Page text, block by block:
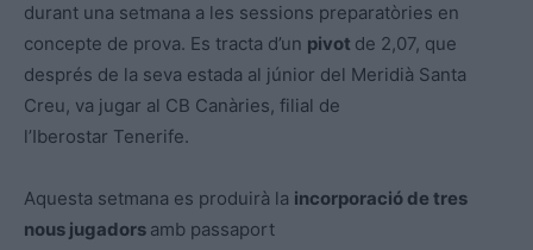
durant una setmana a les sessions preparatòries en
concepte de prova. Es tracta d’un pivot de 2,07, que
després de la seva estada al júnior del Meridià Santa
Creu, va jugar al CB Canàries, filial de
l’Iberostar Tenerife.
Aquesta setmana es produirà la incorporació de tres
nous jugadors amb passaport